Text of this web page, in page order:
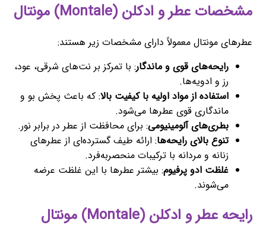
مشخصات عطر و ادکلن (Montale) مونتال
عطرهای مونتال معمولاً دارای مشخصات زیر هستند:
رایحه‌های قوی و ماندگار: با تمرکز بر نت‌های شرقی، عود،
رز و ادویه‌ها.
استفاده از مواد اولیه با کیفیت بالا: که باعث پخش بو و
ماندگاری قوی عطرها می‌شود.
بطری‌های آلومینیومی: برای محافظت از عطر در برابر نور.
تنوع بالای رایحه‌ها: ارائه طیف گسترده‌ای از عطرهای
زنانه و مردانه با ترکیبات منحصربه‌فرد.
غلظت ادو پرفیوم: بیشتر عطرها با این غلظت عرضه
می‌شوند.
رایحه عطر و ادکلن (Montale) مونتال